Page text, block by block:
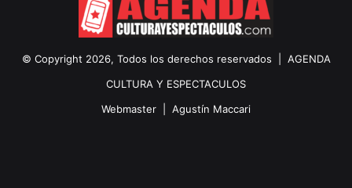
© Copyright 2026, Todos los derechos reservados | AGENDA
CULTURA Y ESPECTACULOS
Webmaster | Agustín Maccari